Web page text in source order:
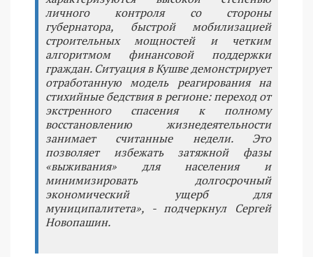
личного контроля со стороны
губернатора, быстрой мобилизацией
строительных мощностей и четким
алгоритмом финансовой поддержки
граждан. Ситуация в Кушве демонстрирует
отработанную модель реагирования на
стихийные бедствия в регионе: переход от
экстренного спасения к полному
восстановлению жизнедеятельности
занимает считанные недели. Это
позволяет избежать затяжной фазы
«выживания» для населения и
минимизировать долгосрочный
экономический ущерб для
муниципалитета», - подчеркнул Сергей
Новопашин.